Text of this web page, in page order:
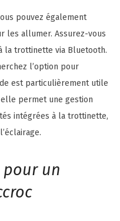
pouvez également
les allumer. Assurez-vous
la trottinette via Bluetooth.
l’option pour
est particulièrement utile
permet une gestion
intégrées à la trottinette,
pour un